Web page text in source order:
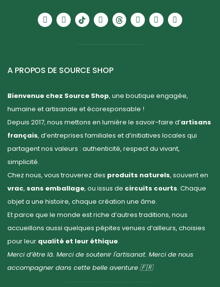
A PROPOS DE SOURCE SHOP
Bienvenue chez Source Shop, une boutique engagée,
humaine et artisanale et écoresponsable !
Depuis 2017, nous mettons en lumière le savoir-faire d’artisans
français, d’entreprises familiales et d’initiatives locales qui
partagent nos valeurs : authenticité, respect du vivant,
simplicité.
Chez nous, vous trouverez des produits naturels, souvent en
vrac, sans emballage, ou issus de circuits courts. Chaque
objet a une histoire, chaque création une âme.
Et parce que le monde est riche d’autres traditions, nous
accueillons aussi quelques pépites venues d’ailleurs, choisies
pour leur qualité et leur éthique.
Merci d’être là. Merci de soutenir l'artisanat. Merci de nous
accompagner dans cette belle aventure 🇫🇷